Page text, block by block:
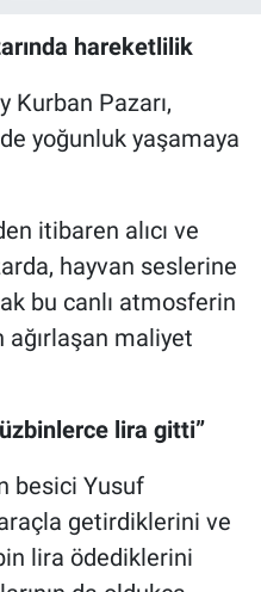
hareketlilik
Kurban Pazarı,
yoğunluk yaşamaya
itibaren alıcı ve
hayvan seslerine
bu canlı atmosferin
ağırlaşan maliyet
lira gitti”
besici Yusuf
getirdiklerini ve
lira ödediklerini